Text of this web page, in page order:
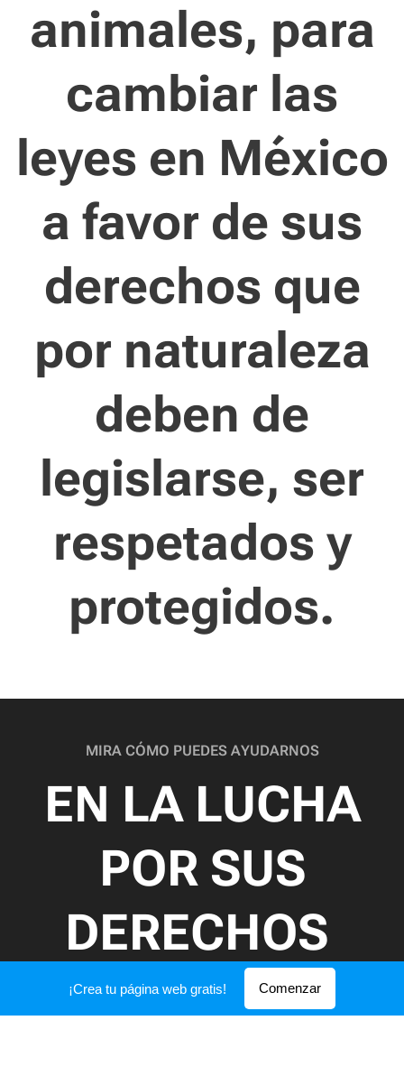
animales, para
cambiar las
leyes en México
a favor de sus
derechos que
por naturaleza
deben de
legislarse, ser
respetados y
protegidos.
MIRA CÓMO PUEDES AYUDARNOS
EN LA LUCHA
POR SUS
DERECHOS
¡Crea tu página web gratis! Comenzar